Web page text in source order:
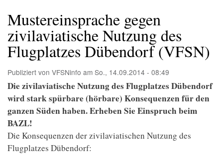
Mustereinsprache gegen
zivilaviatische Nutzung des
Flugplatzes Dübendorf (VFSN)
Publiziert von VFSNinfo am So., 14.09.2014 - 08:49
Die zivilaviatische Nutzung des Flugplatzes Dübendorf
wird stark spürbare (hörbare) Konsequenzen für den
ganzen Süden haben. Erheben Sie Einspruch beim
BAZL!
Die Konsequenzen der zivilaviatischen Nutzung des
Flugplatzes Dübendorf: